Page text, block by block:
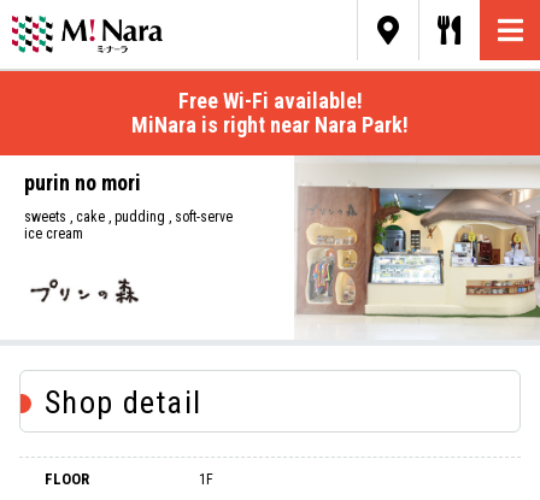
Free Wi-Fi available!
MiNara is right near Nara Park!
purin no mori
sweets , cake , pudding , soft-serve
ice cream
Shop detail
FLOOR 1F